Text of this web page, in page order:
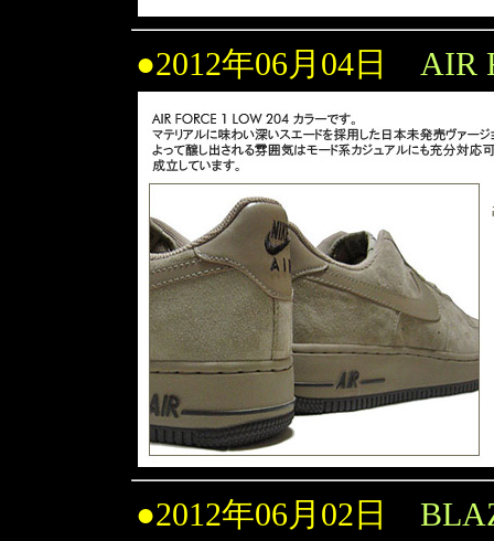
●2012年06月04日 AIR
●2012年06月02日